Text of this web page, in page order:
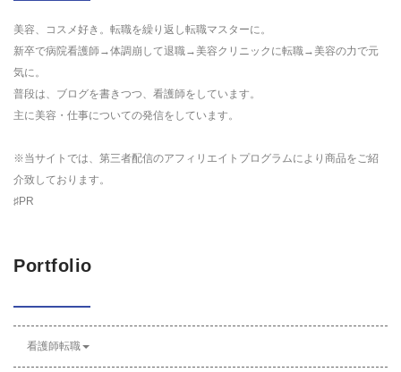
美容、コスメ好き。転職を繰り返し転職マスターに。
新卒で病院看護師→体調崩して退職→美容クリニックに転職→美容の力で元
気に。
普段は、ブログを書きつつ、看護師をしています。
主に美容・仕事についての発信をしています。
※当サイトでは、第三者配信のアフィリエイトプログラムにより商品をご紹
介致しております。
♯PR
Portfolio
看護師転職